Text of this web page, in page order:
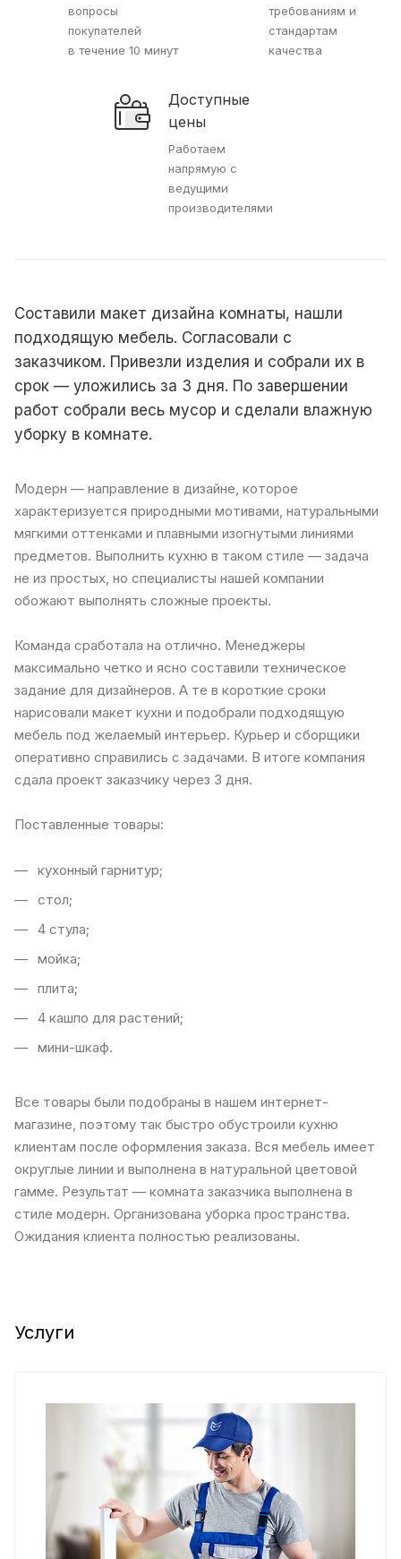
вопросы
покупателей
в течение 10 минут
требованиям и
стандартам
качества
Доступные
цены
Работаем
напрямую с
ведущими
производителями
Составили макет дизайна комнаты, нашли
подходящую мебель. Согласовали с
заказчиком. Привезли изделия и собрали их в
срок — уложились за 3 дня. По завершении
работ собрали весь мусор и сделали влажную
уборку в комнате.
Модерн — направление в дизайне, которое
характеризуется природными мотивами, натуральными
мягкими оттенками и плавными изогнутыми линиями
предметов. Выполнить кухню в таком стиле — задача
не из простых, но специалисты нашей компании
обожают выполнять сложные проекты.
Команда сработала на отлично. Менеджеры
максимально четко и ясно составили техническое
задание для дизайнеров. А те в короткие сроки
нарисовали макет кухни и подобрали подходящую
мебель под желаемый интерьер. Курьер и сборщики
оперативно справились с задачами. В итоге компания
сдала проект заказчику через 3 дня.
Поставленные товары:
кухонный гарнитур;
стол;
4 стула;
мойка;
плита;
4 кашпо для растений;
мини-шкаф.
Все товары были подобраны в нашем интернет-
магазине, поэтому так быстро обустроили кухню
клиентам после оформления заказа. Вся мебель имеет
округлые линии и выполнена в натуральной цветовой
гамме. Результат — комната заказчика выполнена в
стиле модерн. Организована уборка пространства.
Ожидания клиента полностью реализованы.
Услуги